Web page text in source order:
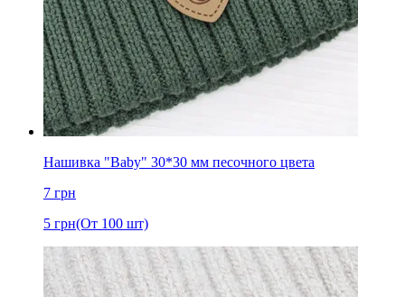
Нашивка "Baby" 30*30 мм песочного цвета
7 грн
5 грн(От 100 шт)